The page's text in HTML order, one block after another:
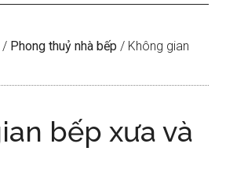
/ Phong thuỷ nhà bếp / Không gian
bếp xưa và